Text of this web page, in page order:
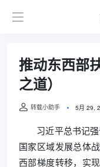
推动东西部
之道）
转载小助手 5月 29,
习近平总书记强
国家区域发展总体
西部梯度转移，实